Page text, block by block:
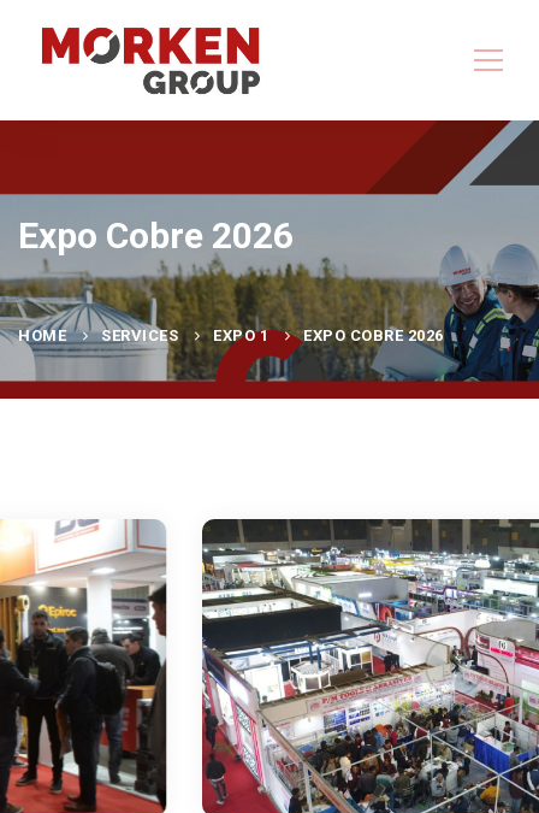
Expo Cobre 2026
HOME SERVICES EXPO 1 EXPO COBRE 2026